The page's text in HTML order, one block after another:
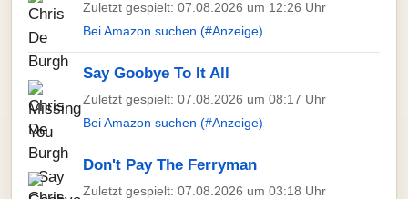
Zuletzt gespielt: 07.08.2026 um 12:26 Uhr
Bei Amazon suchen (#Anzeige)
Say Goobye To It All
Zuletzt gespielt: 07.08.2026 um 08:17 Uhr
Bei Amazon suchen (#Anzeige)
Don't Pay The Ferryman
Zuletzt gespielt: 07.08.2026 um 03:18 Uhr